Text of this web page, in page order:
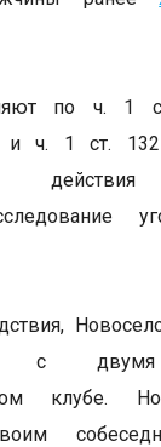
по ч. 1
и ч. 1 ст.
действия
с
клубе.